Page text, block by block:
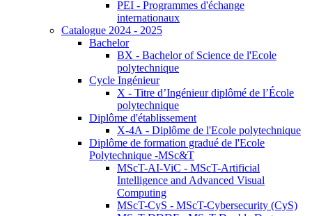
PEI - Programmes d'échange
internationaux
Catalogue 2024 - 2025
Bachelor
BX - Bachelor of Science de l'Ecole
polytechnique
Cycle Ingénieur
X - Titre d’Ingénieur diplômé de l’École
polytechnique
Diplôme d'établissement
X-4A - Diplôme de l'Ecole polytechnique
Diplôme de formation gradué de l'Ecole
Polytechnique -MSc&T
MScT-AI-ViC - MScT-Artificial
Intelligence and Advanced Visual
Computing
MScT-CyS - MScT-Cybersecurity (CyS)